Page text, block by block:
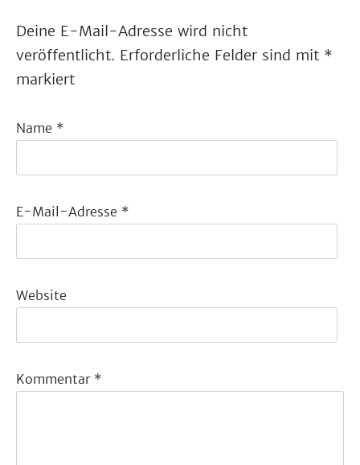
Deine E-Mail-Adresse wird nicht
veröffentlicht. Erforderliche Felder sind mit *
markiert
Name *
E-Mail-Adresse *
Website
Kommentar *